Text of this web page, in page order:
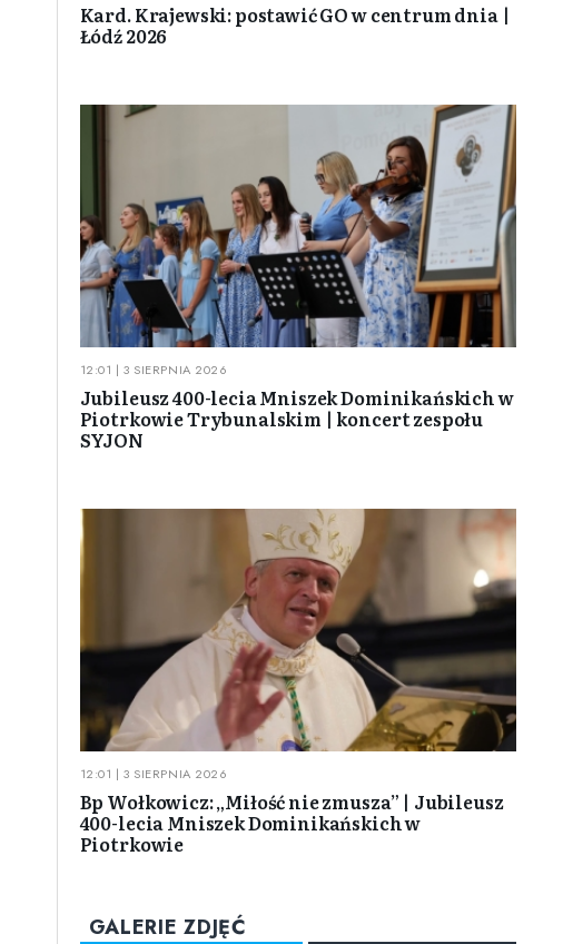
Kard. Krajewski: postawić GO w centrum dnia |
Łódź 2026
12:01 | 3 SIERPNIA 2026
Jubileusz 400-lecia Mniszek Dominikańskich w
Piotrkowie Trybunalskim | koncert zespołu
SYJON
12:01 | 3 SIERPNIA 2026
Bp Wołkowicz: „Miłość nie zmusza” | Jubileusz
400-lecia Mniszek Dominikańskich w
Piotrkowie
GALERIE ZDJĘĆ